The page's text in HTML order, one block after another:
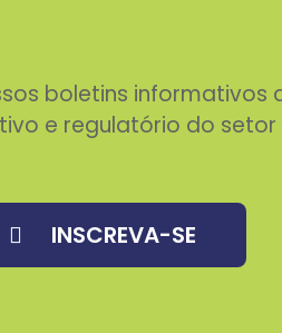
boletins
e regulatório do setor
INSCREVA-SE